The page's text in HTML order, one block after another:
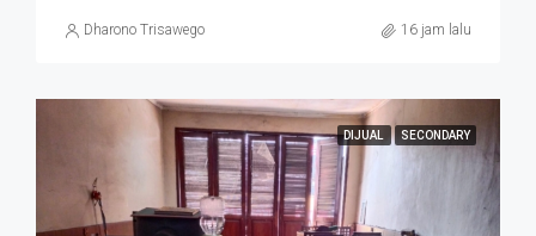
Dharono Trisawego 16 jam lalu
DIJUAL SECONDARY